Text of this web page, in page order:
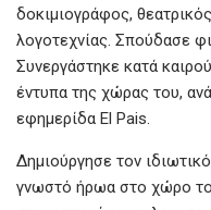
δοκιμιογράφος,
λογοτεχνίας. Σπούδασε
Συνεργάστηκε κατά
έντυπα της χώρας του,
εφημερίδα El Pais.
Δημιούργησε τον
γνωστό ήρωα στο χώρο